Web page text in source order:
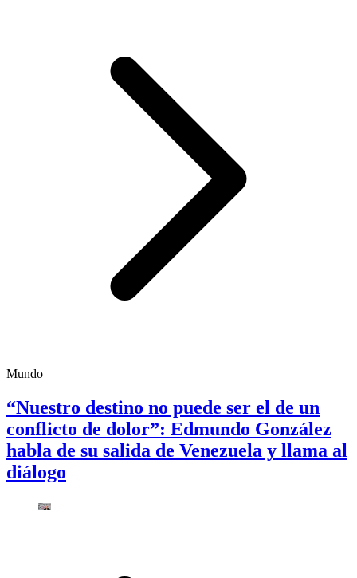
Mundo
“Nuestro destino no puede ser el de un
conflicto de dolor”: Edmundo González
habla de su salida de Venezuela y llama al
diálogo